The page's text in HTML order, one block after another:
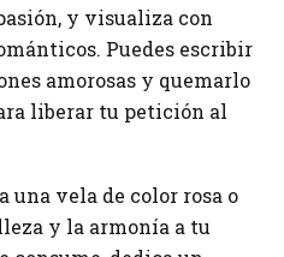
y visualiza con
Puedes escribir
amorosas y quemarlo
liberar tu petición al
una vela de color rosa o
y la armonía a tu